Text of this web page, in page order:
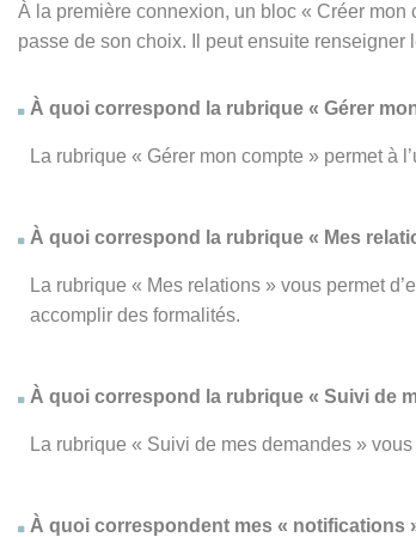
À la première connexion, un bloc « Créer mon
passe de son choix. Il peut ensuite
À quoi correspond la rubrique « Gérer
La rubrique « Gérer mon compte » permet à
À quoi correspond la rubrique « Mes
La rubrique « Mes relations » vous permet
accomplir des formalités.
À quoi correspond la rubrique « Suivi de
La rubrique « Suivi de mes demandes »
À quoi correspondent mes « notifications